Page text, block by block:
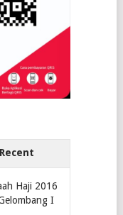
Recent
Haji 2016
I